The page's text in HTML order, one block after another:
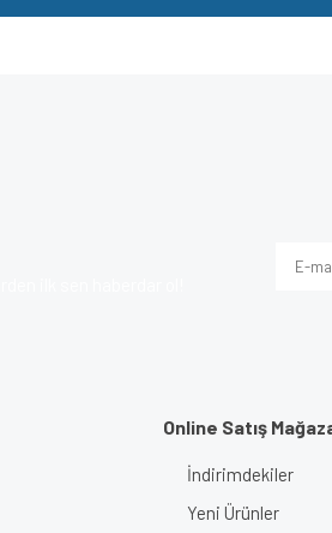
Online Satış
İndirimdekiler
Yeni Ürünler